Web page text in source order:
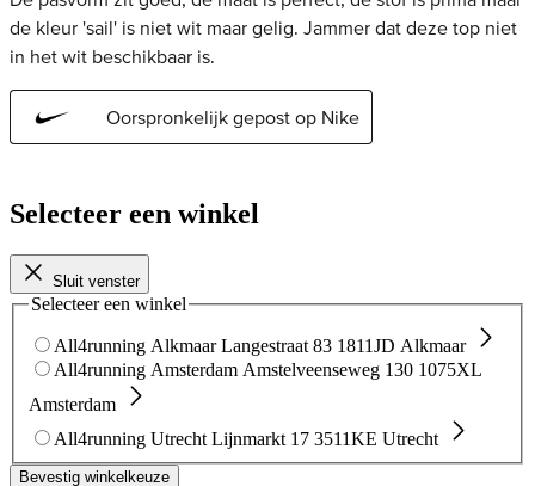
Selecteer een winkel
Sluit venster
Selecteer een winkel
All4running Alkmaar Langestraat 83 1811JD Alkmaar
All4running Amsterdam Amstelveenseweg 130 1075XL
Amsterdam
All4running Utrecht Lijnmarkt 17 3511KE Utrecht
Bevestig winkelkeuze